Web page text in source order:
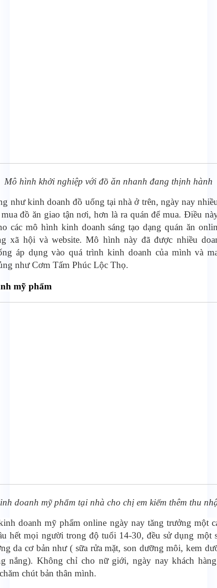
Mô hình khởi nghiệp với đồ ăn nhanh đang thịnh hành
như kinh doanh đồ uống tại nhà ở trên, ngày nay
đồ ăn giao tận nơi, hơn là ra quán để mua. Điều
các mô hình kinh doanh sáng tạo dạng quán ăn
xã hội và website. Mô hình này đã được nhiều
áp dụng vào quá trình kinh doanh của mình và
như Cơm Tấm Phúc Lộc Thọ.
mỹ phẩm
doanh mỹ phẩm tại nhà cho chị em kiếm thêm thu
doanh mỹ phẩm online ngày nay tăng trưởng một
hết mọi người trong độ tuổi 14-30, đều sử dụng một
da cơ bản như ( sữa rửa mặt, son dưỡng môi, kem
nắng). Không chỉ cho nữ giới, ngày nay khách
chút bản thân mình.